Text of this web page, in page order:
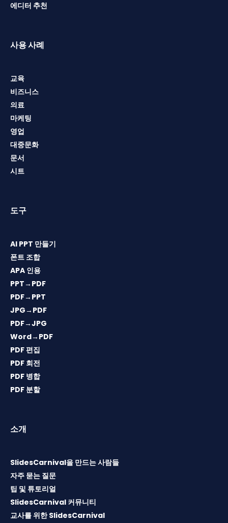
에디터 추천
사용 사례
교육
비즈니스
의료
마케팅
영업
대중문화
문서
시트
도구
AI PPT 만들기
폰트 조합
APA 인용
PPT→PDF
PDF→PPT
JPG→PDF
PDF→JPG
Word→PDF
PDF 편집
PDF 회전
PDF 병합
PDF 분할
소개
SlidesCarnival을 만드는 사람들
자주 묻는 질문
팁 및 튜토리얼
SlidesCarnival 커뮤니티
교사를 위한 SlidesCarnival